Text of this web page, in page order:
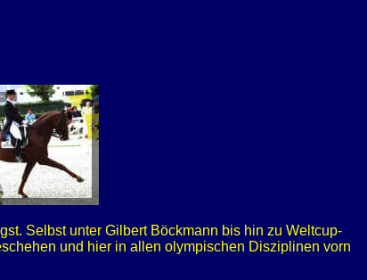
Selbst unter Gilbert Böckmann bis hin zu Weltcup-
und hier in allen olympischen Disziplinen vorn